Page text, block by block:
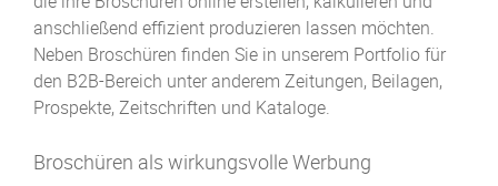
anschließend effizient produzieren lassen möchten.
Neben Broschüren finden Sie in unserem Portfolio für
den B2B-Bereich unter anderem Zeitungen, Beilagen,
Prospekte, Zeitschriften und Kataloge.
Broschüren als wirkungsvolle Werbung